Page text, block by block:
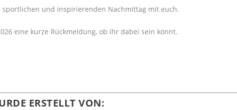
und inspirierenden Nachmittag mit euch.
eine kurze Rückmeldung, ob ihr dabei sein könnt.
ERSTELLT VON: